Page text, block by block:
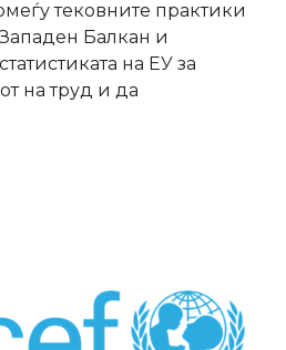
тековните практики
Балкан и
на ЕУ за
на труд и да